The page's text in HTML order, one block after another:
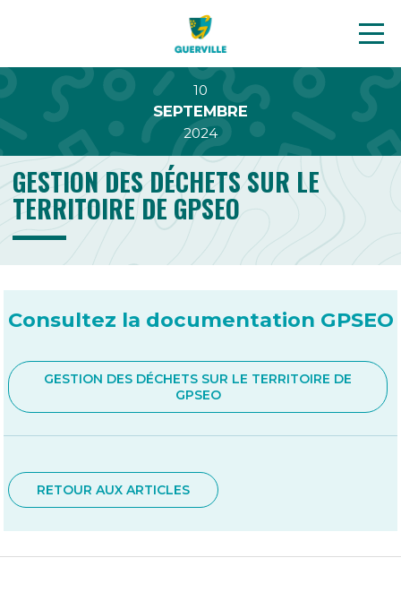
10
SEPTEMBRE
2024
GESTION DES DÉCHETS SUR LE
TERRITOIRE DE GPSEO
Consultez la documentation GPSEO
GESTION DES DÉCHETS SUR LE TERRITOIRE DE
GPSEO
RETOUR AUX ARTICLES